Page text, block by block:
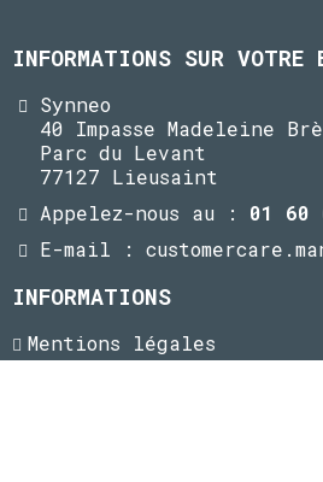
INFORMATIONS SUR VOTRE
Synneo
40 Impasse Madeleine
Parc du Levant
77127 Lieusaint
Appelez-nous au : 01 60
E-mail :
INFORMATIONS
Mentions légales